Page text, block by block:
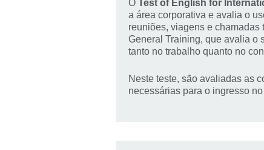
O Test of English for
a área corporativa e avalia o
reuniões, viagens e chamadas
General Training, que avalia o
tanto no trabalho quanto no
Neste teste, são avaliadas as
necessárias para o ingresso